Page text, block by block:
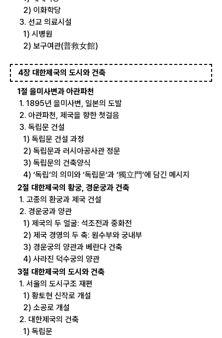
2) 이화학당
3. 선교 의료시설
1) 시병원
2) 보구여관(普救女館)
4장 대한제국의 도시와 건축
1절 을미사변과 아관파천
1. 1895년 을미사변, 일본의 도발
2. 아관파천, 제국을 향한 첫걸음
3. 독립문 건설
1) 독립문 건설 과정
2) 독립문과 러시아공사관 정문
3) 독립문의 건축양식
4) ‘독립’의 의미와 ‘독립문’과 ‘獨立門’에 담긴 메시지
2절 대한제국의 황궁, 경운궁과 건축
1. 고종의 환궁과 제국 건설
2. 경운궁과 양관
1) 제국의 두 얼굴: 석조전과 중화전
2) 제국 경영의 두 축: 원수부와 궁내부
3) 경운궁의 양관과 베란다 건축
4) 사라진 덕수궁의 양관
3절 대한제국의 도시와 건축
1. 서울의 도시구조 재편
1) 황토현 신작로 개설
2) 소공로 개설
2. 대한제국의 건축
1) 독립문